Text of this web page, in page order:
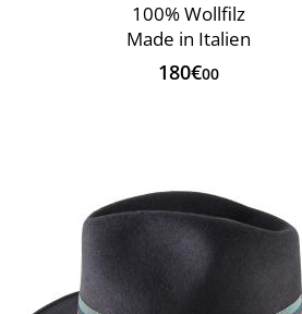
100% Wollfilz
Made in Italien
180€00